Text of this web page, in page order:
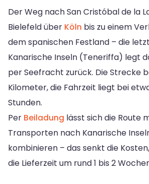
Der Weg nach San Cristóbal de la
Bielefeld über Köln bis zu einem
dem spanischen Festland – die
Kanarische Inseln (Teneriffa) legt
per Seefracht zurück. Die Strecke
Kilometer, die Fahrzeit liegt bei
Stunden.
Per Beiladung lässt sich die Route
Transporten nach Kanarische
kombinieren – das senkt die
die Lieferzeit um rund 1 bis 2